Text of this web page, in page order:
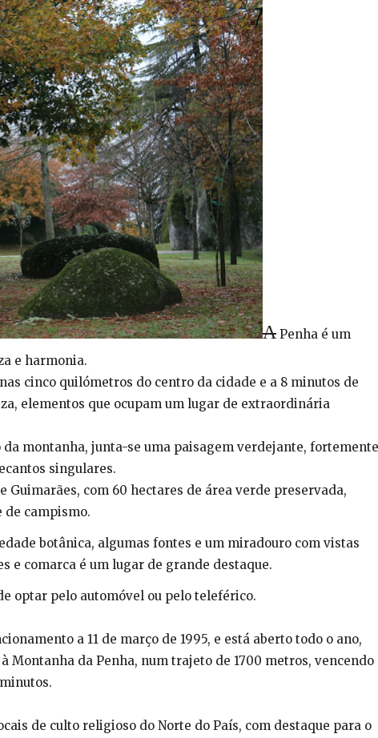
A Penha é um
e harmonia.
cinco quilómetros do centro da cidade e a 8 minutos de
elementos que ocupam um lugar de extraordinária
montanha, junta-se uma paisagem verdejante, fortemente
singulares.
Guimarães, com 60 hectares de área verde preservada,
de campismo.
botânica, algumas fontes e um miradouro com vistas
e comarca é um lugar de grande destaque.
optar pelo automóvel ou pelo teleférico.
a 11 de março de 1995, e está aberto todo o ano,
Montanha da Penha, num trajeto de 1700 metros, vencendo
de culto religioso do Norte do País, com destaque para o